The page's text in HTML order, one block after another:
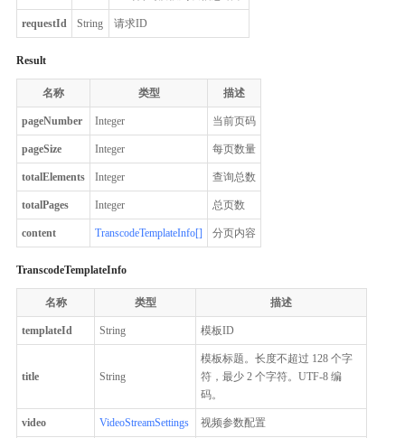
requestId String 请求ID
Result
名称 类型 描述
pageNumber Integer 当前页码
pageSize Integer 每页数量
totalElements Integer 查询总数
totalPages Integer 总页数
content TranscodeTemplateInfo[] 分页内容
TranscodeTemplateInfo
名称 类型 描述
templateId String 模板ID
title String
模板标题。长度不超过 128 个字
符，最少 2 个字符。UTF-8 编
码。
video VideoStreamSettings 视频参数配置